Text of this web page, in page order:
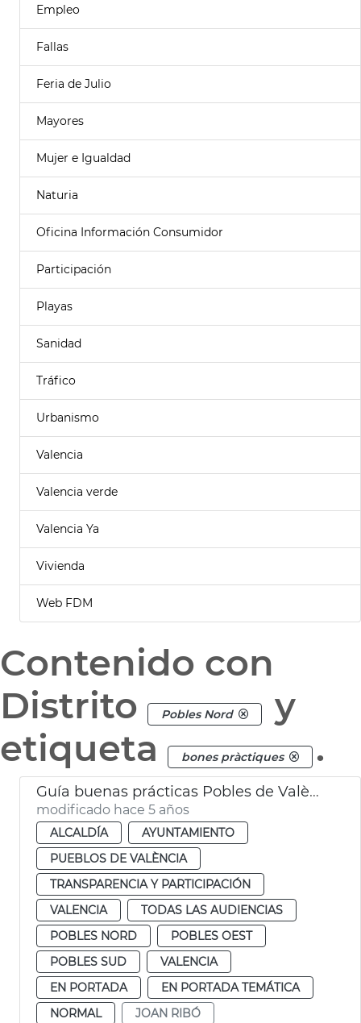
Empleo
Fallas
Feria de Julio
Mayores
Mujer e Igualdad
Naturia
Oficina Información Consumidor
Participación
Playas
Sanidad
Tráfico
Urbanismo
Valencia
Valencia verde
Valencia Ya
Vivienda
Web FDM
Contenido con
Distrito
Pobles Nord
y
etiqueta
bones pràctiques .
Guía buenas prácticas Pobles de València
modificado hace 5 años
ALCALDÍA
AYUNTAMIENTO
PUEBLOS DE VALÈNCIA
TRANSPARENCIA Y PARTICIPACIÓN
VALENCIA
TODAS LAS AUDIENCIAS
POBLES NORD
POBLES OEST
POBLES SUD
VALENCIA
EN PORTADA
EN PORTADA TEMÁTICA
NORMAL
JOAN RIBÓ